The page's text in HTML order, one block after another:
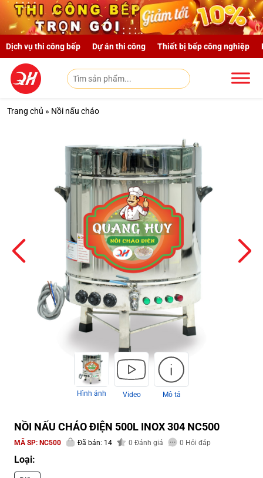
Skip to main content
Dịch vụ thi công bếp Dự án thi công Thiết bị bếp công nghiệp
Trang chủ » Nồi nấu cháo
Hình ảnh Video Mô tả
NỒI NẤU CHÁO ĐIỆN 500L INOX 304 NC500
MÃ SP: NC500 Đã bán: 14 0 Đánh giá 0 Hỏi đáp
Loại: